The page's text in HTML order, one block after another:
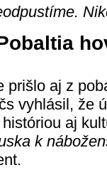
prišlo aj z
vyhlásil, že
aj
k